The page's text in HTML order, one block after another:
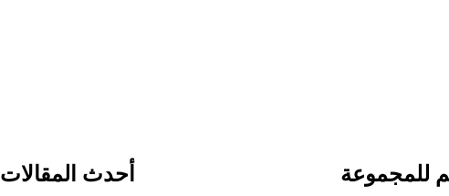
للمجموعة أحدث المقالات